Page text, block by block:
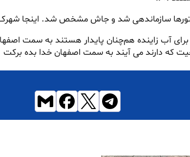
آب زاینده هم‌چنان پایدار هستند به سمت
که دارند می آیند به سمت اصفهان خدا بده برکت